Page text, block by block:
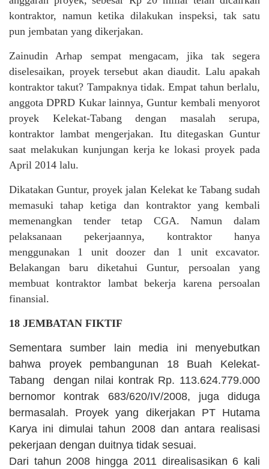
kontraktor, namun ketika dilakukan inspeksi, tak satu
pun jembatan yang dikerjakan.
Zainudin Arhap sempat mengacam, jika tak segera
diselesaikan, proyek tersebut akan diaudit. Lalu apakah
kontraktor takut? Tampaknya tidak. Empat tahun berlalu,
anggota DPRD Kukar lainnya, Guntur kembali menyorot
proyek Kelekat-Tabang dengan masalah serupa,
kontraktor lambat mengerjakan. Itu ditegaskan Guntur
saat melakukan kunjungan kerja ke lokasi proyek pada
April 2014 lalu.
Dikatakan Guntur, proyek jalan Kelekat ke Tabang sudah
memasuki tahap ketiga dan kontraktor yang kembali
memenangkan tender tetap CGA. Namun dalam
pelaksanaan pekerjaannya, kontraktor hanya
menggunakan 1 unit doozer dan 1 unit excavator.
Belakangan baru diketahui Guntur, persoalan yang
membuat kontraktor lambat bekerja karena persoalan
finansial.
18 JEMBATAN FIKTIF
Sementara sumber lain media ini menyebutkan
bahwa proyek pembangunan 18 Buah Kelekat-
Tabang dengan nilai kontrak Rp. 113.624.779.000
bernomor kontrak 683/620/IV/2008, juga diduga
bermasalah. Proyek yang dikerjakan PT Hutama
Karya ini dimulai tahun 2008 dan antara realisasi
pekerjaan dengan duitnya tidak sesuai.
Dari tahun 2008 hingga 2011 direalisasikan 6 kali